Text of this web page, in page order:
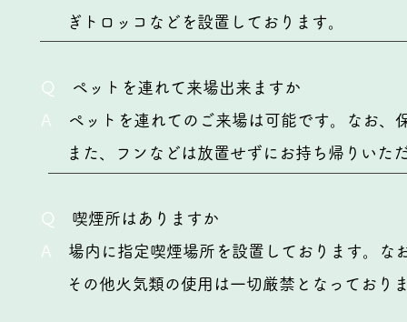
ぎトロッコなどを設置しております。
Q
ペットを連れて来場出来ますか
A ペットを連れてのご来場は可能です。なお、
また、フンなどは放置せずにお持ち帰りいた
Q
喫煙所はありますか
A 場内に指定喫煙場所を設置しております。な
その他火気類の使用は一切厳禁となっており